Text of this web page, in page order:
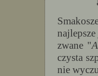
zwane "
czysta
nie